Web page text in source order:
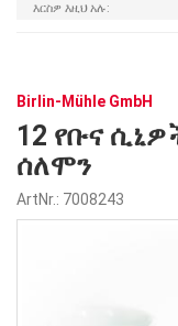
እርስዎ እዚህ አሉ:
Birlin-Mühle GmbH
12 የቡና
ሰለሞን
ArtNr.: 7008243